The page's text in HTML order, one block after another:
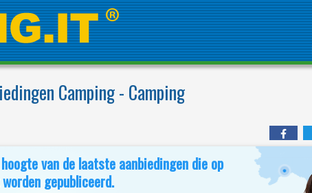
Camping - Camping
van de laatste aanbiedingen die op
gepubliceerd.